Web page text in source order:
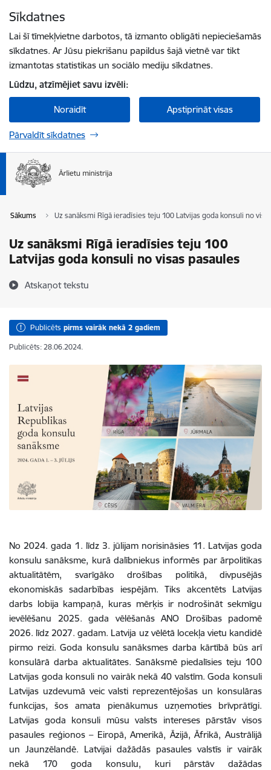
Sīkdatnes
Lai šī tīmekļvietne darbotos, tā izmanto obligāti nepieciešamās
sīkdatnes. Ar Jūsu piekrišanu papildus šajā vietnē var tikt
izmantotas statistikas un sociālo mediju sīkdatnes.
Lūdzu, atzīmējiet savu izvēli:
Noraidīt Apstiprināt visas
Pārvaldīt sīkdatnes
Sākums Uz sanāksmi Rīgā ieradīsies teju 100 Latvijas goda konsuli no
Uz sanāksmi Rīgā ieradīsies teju 100
Latvijas goda konsuli no visas pasaules
Atskaņot tekstu
Publicēts pirms vairāk nekā 2 gadiem
Publicēts: 28.06.2024.
No 2024. gada 1. līdz 3. jūlijam norisināsies 11. Latvijas goda
konsulu sanāksme, kurā dalībniekus informēs par ārpolitikas
aktualitātēm, svarīgāko drošības politikā, divpusējās
ekonomiskās sadarbības iespējām. Tiks akcentēts Latvijas
darbs lobija kampaņā, kuras mērķis ir nodrošināt sekmīgu
ievēlēšanu 2025. gada vēlēšanās ANO Drošības padomē
2026. līdz 2027. gadam. Latvija uz vēlētā locekļa vietu kandidē
pirmo reizi. Goda konsulu sanāksmes darba kārtībā būs arī
konsulārā darba aktualitātes. Sanāksmē piedalīsies teju 100
Latvijas goda konsuli no vairāk nekā 40 valstīm.Goda konsuli
Latvijas uzdevumā veic valsti reprezentējošas un konsulāras
funkcijas, šos amata pienākumus uzņemoties brīvprātīgi.
Latvijas goda konsuli mūsu valsts intereses pārstāv visos
pasaules reģionos – Eiropā, Amerikā, Āzijā, Āfrikā, Austrālijā
un Jaunzēlandē. Latvijai dažādās pasaules valstīs ir vairāk
nekā 170 goda konsulu, kuri pārstāv dažādas